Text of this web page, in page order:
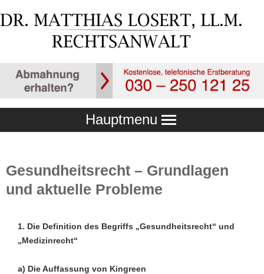
Hauptmenu
Gesundheitsrecht – Grundlagen
und aktuelle Probleme
1. Die Definition des Begriffs „Gesundheitsrecht“ und
„Medizinrecht“
a) Die Auffassung von Kingreen